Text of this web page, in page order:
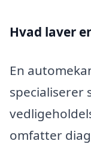
Hvad laver
En
specialiserer
omfatter